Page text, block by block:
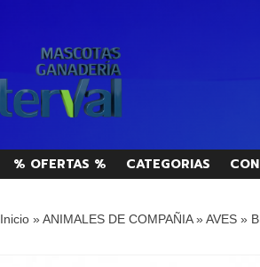
% OFERTAS % CATEGORIAS
Inicio»ANIMALES DE COMPAÑIA»AVES»